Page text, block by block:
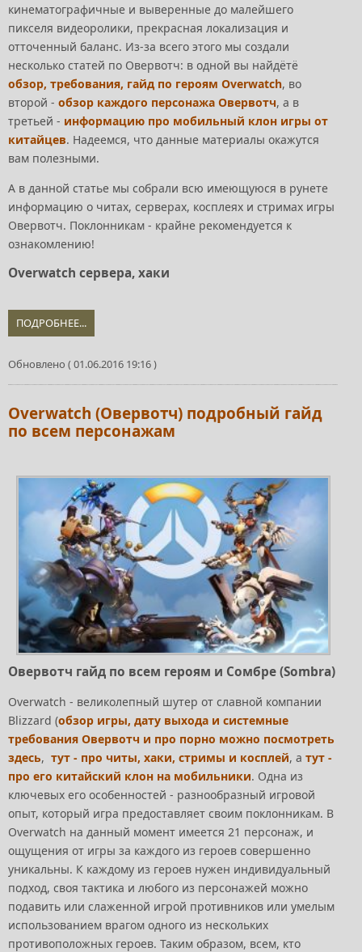
кинематографичные и выверенные до малейшего
пикселя видеоролики, прекрасная локализация и
отточенный баланс. Из-за всего этого мы создали
несколько статей по Овервотч: в одной вы найдётё
обзор, требования, гайд по героям Overwatch, во
второй - обзор каждого персонажа Овервотч, а в
третьей - информацию про мобильный клон игры от
китайцев. Надеемся, что данные материалы окажутся
вам полезными.
А в данной статье мы собрали всю имеющуюся в рунете
информацию о читах, серверах, косплеях и стримах игры
Овервотч. Поклонникам - крайне рекомендуется к
ознакомлению!
Overwatch сервера, хаки
ПОДРОБНЕЕ...
Обновлено ( 01.06.2016 19:16 )
Overwatch (Овервотч) подробный гайд
по всем персонажам
Овервотч гайд по всем героям и Сомбре (Sombra)
Overwatch - великолепный шутер от славной компании
Blizzard (обзор игры, дату выхода и системные
требования Овервотч и про порно можно посмотреть
здесь, тут - про читы, хаки, стримы и косплей, а тут -
про его китайский клон на мобильники. Одна из
ключевых его особенностей - разнообразный игровой
опыт, который игра предоставляет своим поклонникам. В
Overwatch на данный момент имеется 21 персонаж, и
ощущения от игры за каждого из героев совершенно
уникальны. К каждому из героев нужен индивидуальный
подход, своя тактика и любого из персонажей можно
подавить или слаженной игрой противников или умелым
использованием врагом одного из нескольких
противоположных героев. Таким образом, всем, кто